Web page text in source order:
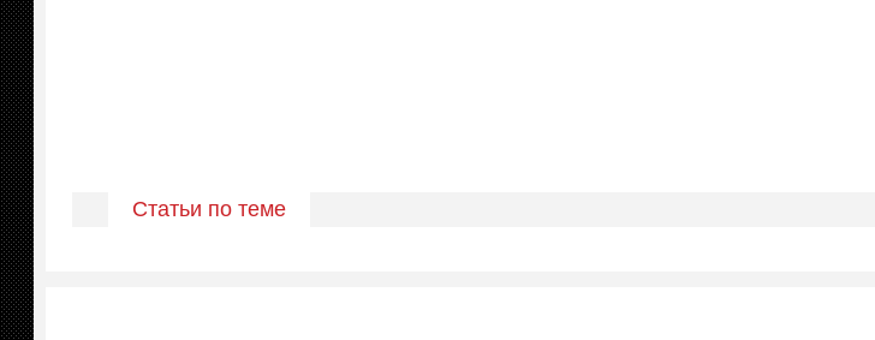
Статьи по теме